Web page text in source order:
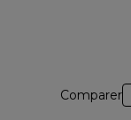
Comparer